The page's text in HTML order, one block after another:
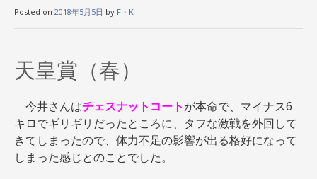
Posted on 2018年5月5日 by F・K
天皇賞（春）
今井さんはチェスナットコートが本命で、マイナス6
キロでギリギリだったところに、タフな激戦を外回して
きてしまったので、体力不足の影響が出る格好になって
しまった感じとのことでした。